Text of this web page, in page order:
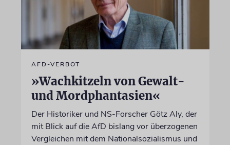
AFD-VERBOT
»Wachkitzeln von Gewalt-
und Mordphantasien«
Der Historiker und NS-Forscher Götz Aly, der
mit Blick auf die AfD bislang vor überzogenen
Vergleichen mit dem Nationalsozialismus und